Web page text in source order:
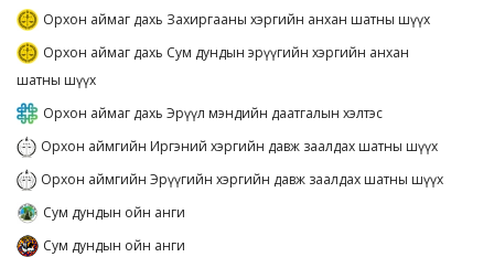
Орхон аймаг дахь Захиргааны хэргийн анхан шатны шүүх
Орхон аймаг дахь Сум дундын эрүүгийн хэргийн анхан
шатны шүүх
Орхон аймаг дахь Эрүүл мэндийн даатгалын хэлтэс
Орхон аймгийн Иргэний хэргийн давж заалдах шатны шүүх
Орхон аймгийн Эрүүгийн хэргийн давж заалдах шатны шүүх
Сум дундын ойн анги
Сум дундын ойн анги